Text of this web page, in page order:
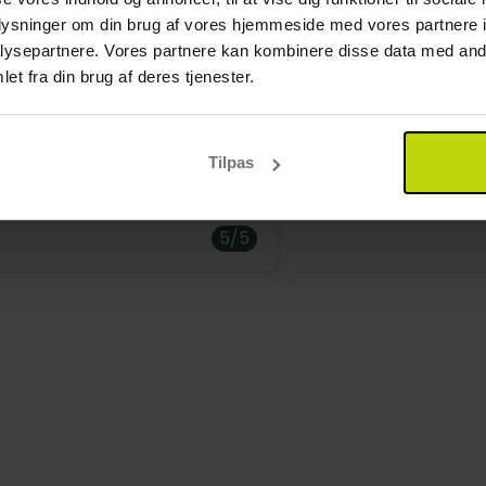
om din brug af vores hjemmeside med vores partnere
Vores partnere kan kombinere disse data med
fra din brug af deres tjenester.
Tilpas
lokale marineliv. Thyborøns havneområde bidrager
enkeltværelser er hyggelige og veludstyrede til
til par eller venner. De har alle eget badeværelse, så
Pæne værelser. Et skønt
anbefales
5/5